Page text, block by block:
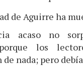
de Aguirre ha
acaso no
los
de nada; pero